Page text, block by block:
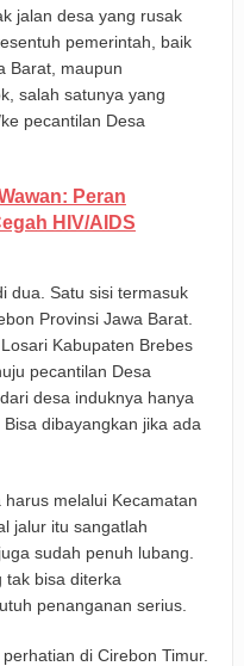
jalan desa yang rusak
pemerintah, baik
Barat, maupun
salah satunya yang
pecantilan Desa
Peran
HIV/AIDS
dua. Satu sisi termasuk
Provinsi Jawa Barat.
Kabupaten Brebes
pecantilan Desa
desa induknya hanya
dibayangkan jika ada
melalui Kecamatan
jalur itu sangatlah
sudah penuh lubang.
tak bisa diterka
penanganan serius.
di Cirebon Timur.